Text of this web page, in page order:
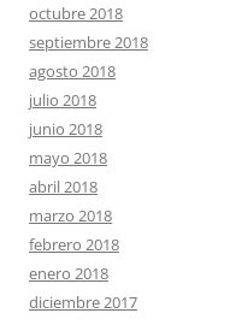
octubre 2018
septiembre 2018
agosto 2018
julio 2018
junio 2018
mayo 2018
abril 2018
marzo 2018
febrero 2018
enero 2018
diciembre 2017